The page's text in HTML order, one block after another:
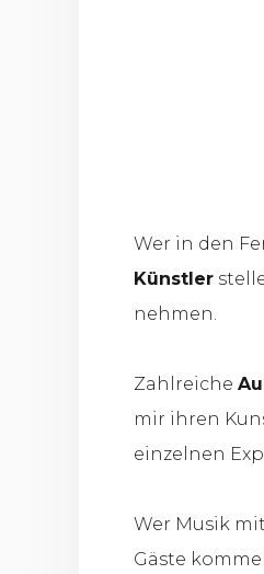
Wer in den
Künstler
nehmen.
Zahlreiche
mir ihren
einzelnen
Wer Musik
Gäste